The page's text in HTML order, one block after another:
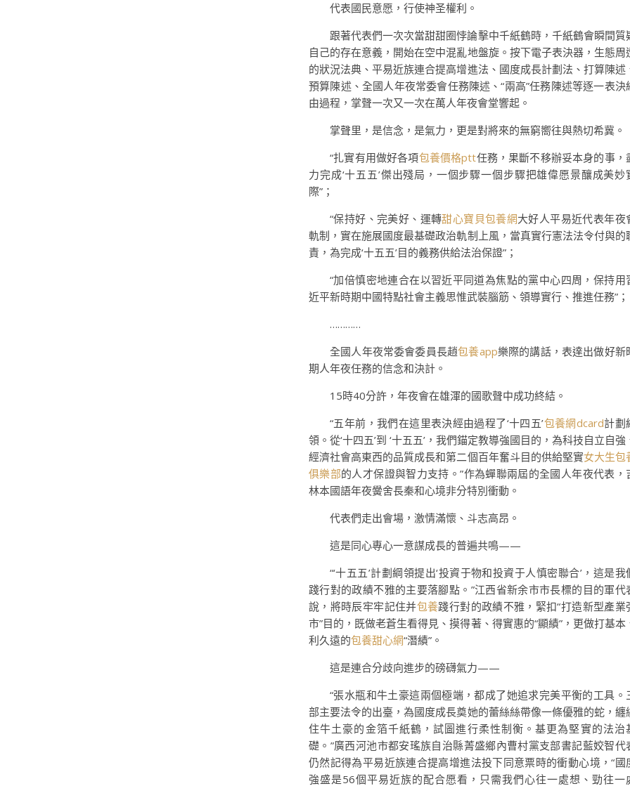
代表國民意愿，行使神圣權利。
跟著代表們一次次當甜甜圈悖論擊中千紙鶴時，千紙鶴會瞬間質
自己的存在意義，開始在空中混亂地盤旋。按下電子表決器，生態周
的狀況法典、平易近族連合提高增進法、國度成長計劃法、打算陳述
預算陳述、全國人年夜常委會任務陳述、“兩高”任務陳述等逐一表決
由過程，掌聲一次又一次在萬人年夜會堂響起。
掌聲里，是信念，是氣力，更是對將來的無窮嚮往與熱切希冀。
“扎實有用做好各項包養價格ptt任務，果斷不移辦妥本身的事，
力完成‘十五五’傑出殘局，一個步驟一個步驟把雄偉愿景釀成美妙
際”；
“保持好、完美好、運轉甜心寶貝包養網大好人平易近代表年夜
軌制，實在施展國度最基礎政治軌制上風，當真實行憲法法令付與的
責，為完成‘十五五’目的義務供給法治保證”；
“加倍慎密地連合在以習近平同道為焦點的黨中心四周，保持用
近平新時期中國特點社會主義思惟武裝腦筋、領導實行、推進任務”；
…………
全國人年夜常委會委員長趙包養app樂際的講話，表達出做好新
期人年夜任務的信念和決計。
15時40分許，年夜會在雄渾的國歌聲中成功終結。
“五年前，我們在這里表決經由過程了‘十四五’包養網dcard計劃
領。從‘十四五’到 ‘十五五’，我們錨定教導強國目的，為科技自立自強
經濟社會高東西的品質成長和第二個百年奮斗目的供給堅實女大生包
俱樂部的人才保證與智力支持。”作為蟬聯兩屆的全國人年夜代表，
林本國語年夜黌舍長秦和心境非分特別衝動。
代表們走出會場，激情滿懷、斗志高昂。
這是同心專心一意謀成長的普遍共鳴——
“‘十五五’計劃綱領提出‘投資于物和投資于人慎密聯合’，這是我
踐行對的政績不雅的主要落腳點。”江西省新余市市長標的目的軍代
說，將時辰牢牢記住并包養踐行對的政績不雅，緊扣“打造新型產業
市”目的，既做老蒼生看得見、摸得著、得實惠的“顯績”，更做打基本
利久遠的包養甜心網“潛績”。
這是連合分歧向進步的磅礴氣力——
“張水瓶和牛土豪這兩個極端，都成了她追求完美平衡的工具。
部主要法令的出臺，為國度成長奠她的蕾絲絲帶像一條優雅的蛇，纏
住牛土豪的金箔千紙鶴，試圖進行柔性制衡。基更為堅實的法治
礎。”廣西河池市都安瑤族自治縣菁盛鄉內曹村黨支部書記藍姣智代
仍然記得為平易近族連合提高增進法投下同意票時的衝動心境，“國
強盛是56個平易近族的配合愿看，只需我們心往一處想、勁往一